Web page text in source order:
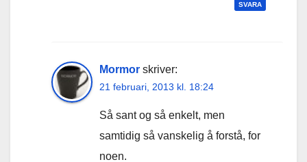
SVARA
Mormor skriver:
21 februari, 2013 kl. 18:24
Så sant og så enkelt, men
samtidig så vanskelig å forstå, for
noen.